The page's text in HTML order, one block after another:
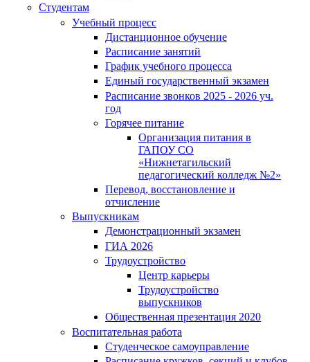
Студентам
Учебный процесс
Дистанционное обучение
Расписание занятий
График учебного процесса
Единый государственный экзамен
Расписание звонков 2025 - 2026 уч.
год
Горячее питание
Организация питания в
ГАПОУ СО
«Нижнетагильский
педагогический колледж №2»
Перевод, восстановление и
отчисление
Выпускникам
Демонстрационный экзамен
ГИА 2026
Трудоустройство
Центр карьеры
Трудоустройство
выпускников
Общественная презентация 2020
Воспитательная работа
Студенческое самоуправление